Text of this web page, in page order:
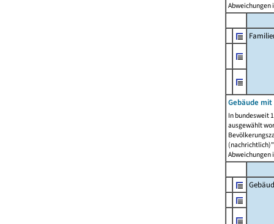
Abweichungen
Gebäude
In bundesweit
ausgewählt
Abweichungen